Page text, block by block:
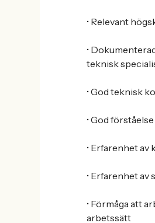
• Relevant
•
teknisk
• God teknisk
• God
• Erfarenhet
• Erfarenhet
• Förmåga att
arbetssätt